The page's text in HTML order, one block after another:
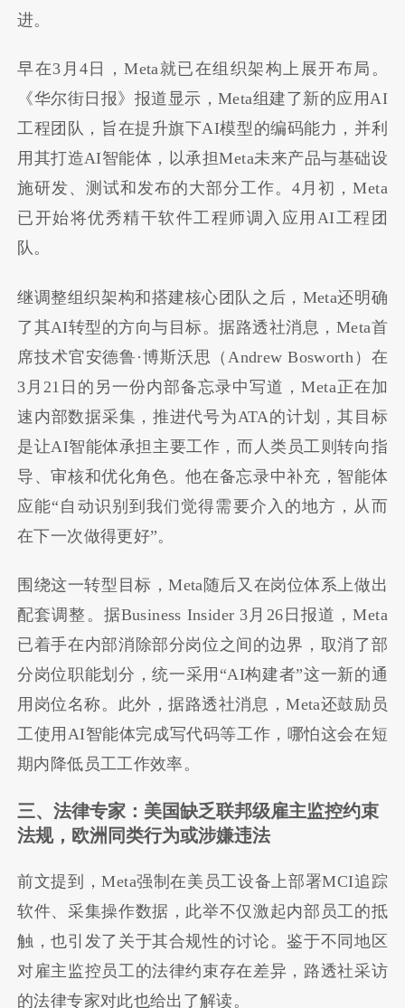
进。
早在3月4日，Meta就已在组织架构上展开布局。
《华尔街日报》报道显示，Meta组建了新的应用AI
工程团队，旨在提升旗下AI模型的编码能力，并利
用其打造AI智能体，以承担Meta未来产品与基础设
施研发、测试和发布的大部分工作。4月初，Meta
已开始将优秀精干软件工程师调入应用AI工程团
队。
继调整组织架构和搭建核心团队之后，Meta还明确
了其AI转型的方向与目标。据路透社消息，Meta首
席技术官安德鲁·博斯沃思（Andrew Bosworth）在
3月21日的另一份内部备忘录中写道，Meta正在加
速内部数据采集，推进代号为ATA的计划，其目标
是让AI智能体承担主要工作，而人类员工则转向指
导、审核和优化角色。他在备忘录中补充，智能体
应能“自动识别到我们觉得需要介入的地方，从而
在下一次做得更好”。
围绕这一转型目标，Meta随后又在岗位体系上做出
配套调整。据Business Insider 3月26日报道，Meta
已着手在内部消除部分岗位之间的边界，取消了部
分岗位职能划分，统一采用“AI构建者”这一新的通
用岗位名称。此外，据路透社消息，Meta还鼓励员
工使用AI智能体完成写代码等工作，哪怕这会在短
期内降低员工工作效率。
三、法律专家：美国缺乏联邦级雇主监控约束
法规，欧洲同类行为或涉嫌违法
前文提到，Meta强制在美员工设备上部署MCI追踪
软件、采集操作数据，此举不仅激起内部员工的抵
触，也引发了关于其合规性的讨论。鉴于不同地区
对雇主监控员工的法律约束存在差异，路透社采访
的法律专家对此也给出了解读。